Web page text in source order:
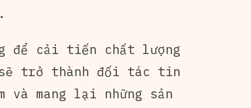
để cải tiến chất lượng
sẽ trở thành đối tác tin
và mang lại những sản